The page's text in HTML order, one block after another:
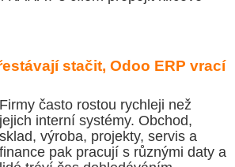
stačit, Odoo ERP vrací
Firmy často rostou rychleji než
jejich interní systémy. Obchod,
sklad, výroba, projekty, servis a
finance pak pracují s různými daty a